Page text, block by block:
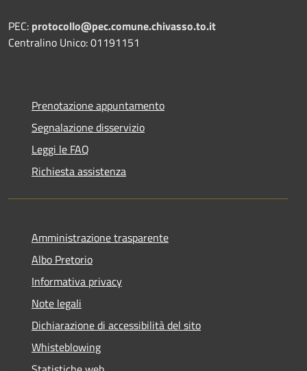
PEC: protocollo@pec.comune.chivasso.to.it
Centralino Unico: 01191151
Prenotazione appuntamento
Segnalazione disservizio
Leggi le FAQ
Richiesta assistenza
Amministrazione trasparente
Albo Pretorio
Informativa privacy
Note legali
Dichiarazione di accessibilità del sito
Whisteblowing